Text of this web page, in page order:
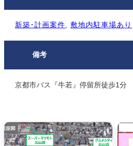
新築･計画案件 , 敷地内駐⾞場あり
備考
京都市バス『牛若』停留所徒歩1分